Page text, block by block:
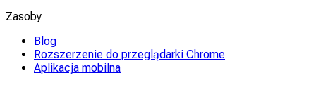
Zasoby
Blog
Rozszerzenie do przeglądarki Chrome
Aplikacja mobilna